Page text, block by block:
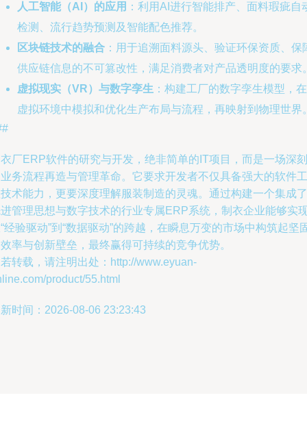
人工智能（AI）的应用 ：利用AI进行智能排产、面料瑕疵自
检测、流行趋势预测及智能配色推荐。
区块链技术的融合 ：用于追溯面料源头、验证环保资质、保
供应链信息的不可篡改性，满足消费者对产品透明度的要求
虚拟现实（VR）与数字孪生 ：构建工厂的数字孪生模型，在
虚拟环境中模拟和优化生产布局与流程，再映射到物理世界
厂ERP软件的研究与开发，绝非简单的IT项目，而是一场深刻
务流程再造与管理革命。它要求开发者不仅具备强大的软件工
术能力，更要深度理解服装制造的灵魂。通过构建一个集成了
管理思想与数字技术的行业专属ERP系统，制衣企业能够实
经验驱动”到“数据驱动”的跨越，在瞬息万变的市场中构筑起坚
率与创新壁垒，最终赢得可持续的竞争优势。
转载，请注明出处：http://www.eyuan-
product/55.html
时间：2026-08-06 23:23:43